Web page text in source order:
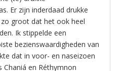
Er zijn inderdaad drukke
groot dat het ook heel
Ik stippelde een
bezienswaardigheden van
dat in voor- en naseizoen
en Réthymnon